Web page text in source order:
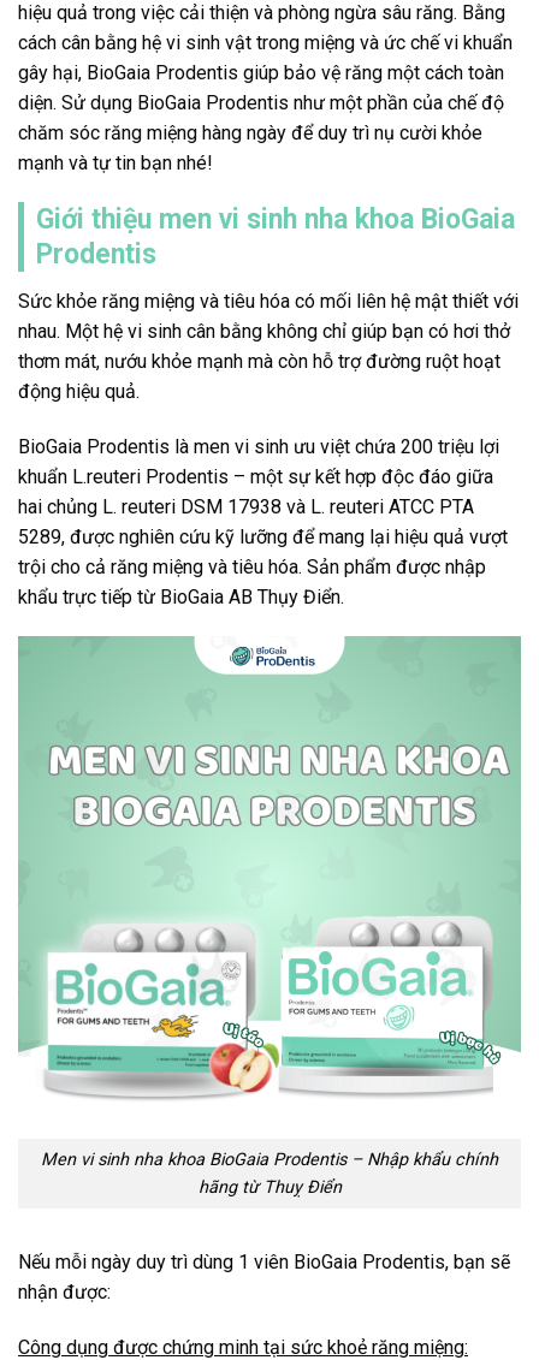
hiệu quả trong việc cải thiện và phòng ngừa sâu răng. Bằng
cách cân bằng hệ vi sinh vật trong miệng và ức chế vi khuẩn
gây hại, BioGaia Prodentis giúp bảo vệ răng một cách toàn
diện. Sử dụng BioGaia Prodentis như một phần của chế độ
chăm sóc răng miệng hàng ngày để duy trì nụ cười khỏe
mạnh và tự tin bạn nhé!
Giới thiệu men vi sinh nha khoa BioGaia
Prodentis
Sức khỏe răng miệng và tiêu hóa có mối liên hệ mật thiết với
nhau. Một hệ vi sinh cân bằng không chỉ giúp bạn có hơi thở
thơm mát, nướu khỏe mạnh mà còn hỗ trợ đường ruột hoạt
động hiệu quả.
BioGaia Prodentis là men vi sinh ưu việt chứa 200 triệu lợi
khuẩn L.reuteri Prodentis – một sự kết hợp độc đáo giữa
hai chủng L. reuteri DSM 17938 và L. reuteri ATCC PTA
5289, được nghiên cứu kỹ lưỡng để mang lại hiệu quả vượt
trội cho cả răng miệng và tiêu hóa. Sản phẩm được nhập
khẩu trực tiếp từ BioGaia AB Thụy Điển.
Men vi sinh nha khoa BioGaia Prodentis – Nhập khẩu chính
hãng từ Thuỵ Điển
Nếu mỗi ngày duy trì dùng 1 viên BioGaia Prodentis, bạn sẽ
nhận được:
Công dụng được chứng minh tại sức khoẻ răng miệng: